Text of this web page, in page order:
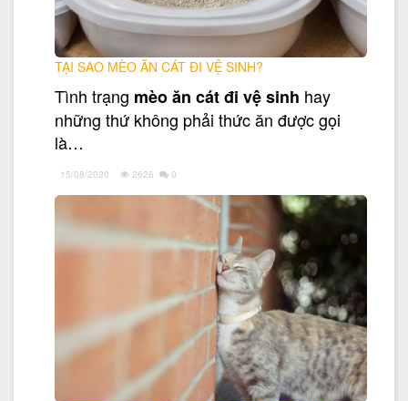
TẠI SAO MÈO ĂN CÁT ĐI VỆ SINH?
Tình trạng mèo ăn cát đi vệ sinh hay
những thứ không phải thức ăn được gọi
là…
15/08/2020 2626 0